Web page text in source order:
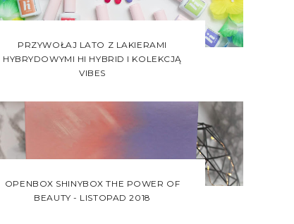
PRZYWOŁAJ LATO Z LAKIERAMI
HYBRYDOWYMI HI HYBRID I KOLEKCJĄ
VIBES
OPENBOX SHINYBOX THE POWER OF
BEAUTY - LISTOPAD 2018